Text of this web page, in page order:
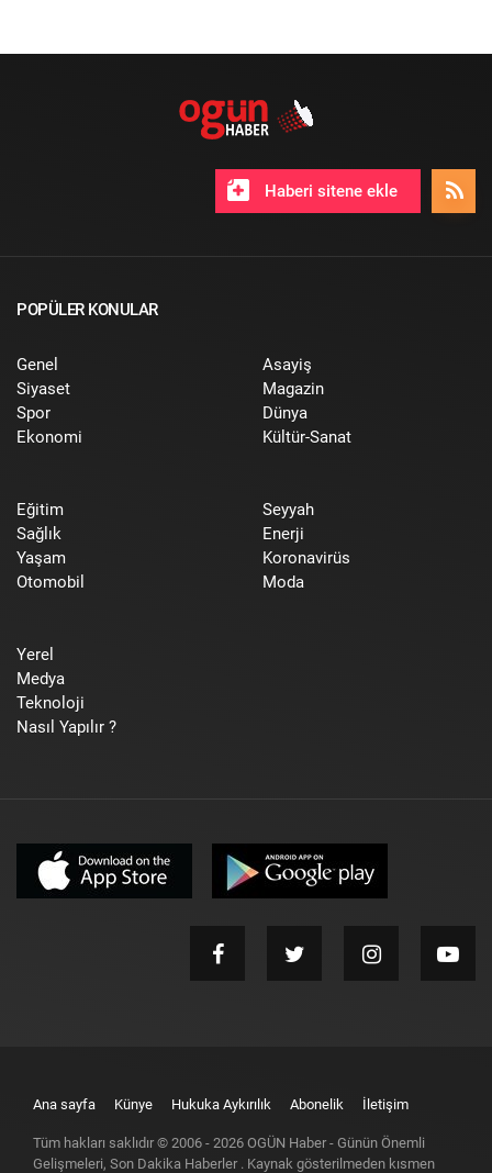
Haberi sitene ekle
POPÜLER KONULAR
Genel
Siyaset
Spor
Ekonomi
Asayiş
Magazin
Dünya
Kültür-Sanat
Eğitim
Sağlık
Yaşam
Otomobil
Seyyah
Enerji
Koronavirüs
Moda
Yerel
Medya
Teknoloji
Nasıl Yapılır ?
Ana sayfa Künye Hukuka Aykırılık Abonelik İletişim
Tüm hakları saklıdır © 2006 - 2026 OGÜN Haber - Günün Önemli
Gelişmeleri, Son Dakika Haberler . Kaynak gösterilmeden kısmen